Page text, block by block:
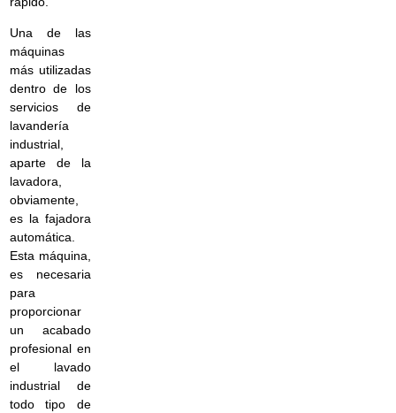
Una de las
máquinas
más utilizadas
dentro de los
servicios de
lavandería
industrial,
aparte de la
lavadora,
obviamente,
es la fajadora
automática.
Esta máquina,
es necesaria
para
proporcionar
un acabado
profesional en
el lavado
industrial de
todo tipo de